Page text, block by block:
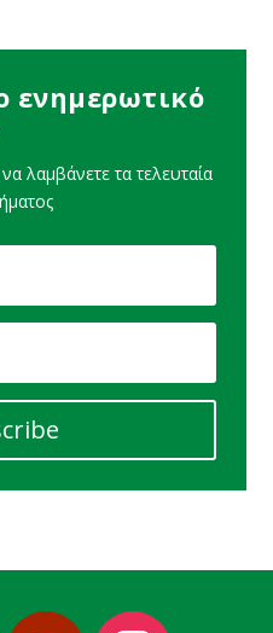
ενημερωτικό
λαμβάνετε τα τελευταία